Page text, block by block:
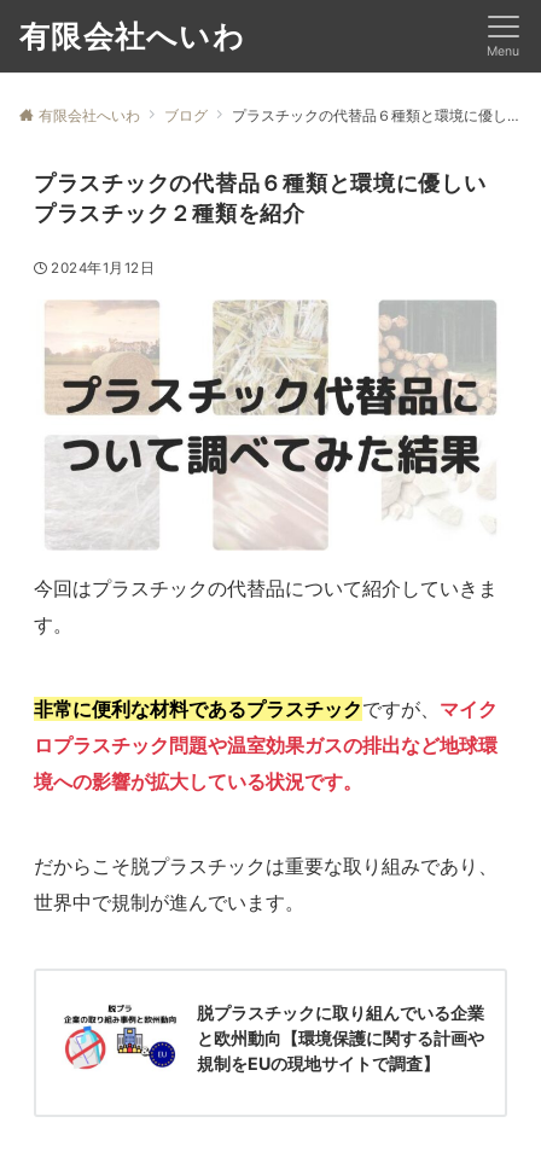
有限会社へいわ Menu
有限会社へいわ ブログ プラスチックの代替品６種類と環境に優しいプラスチック２種類を紹介
プラスチックの代替品６種類と環境に優しい
プラスチック２種類を紹介
2024年1月12日
今回はプラスチックの代替品について紹介していきま
す。
非常に便利な材料であるプラスチックですが、 マイク
ロプラスチック問題や温室効果ガスの排出など地球環
境への影響が拡大している状況です。
だからこそ脱プラスチックは重要な取り組みであり、
世界中で規制が進んでいます。
脱プラスチックに取り組んでいる企業
と欧州動向【環境保護に関する計画や
規制をEUの現地サイトで調査】